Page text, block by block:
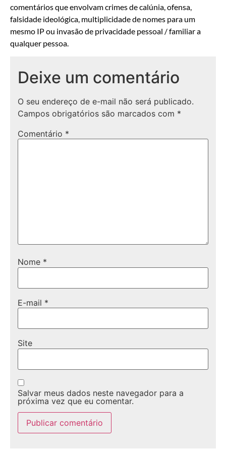
comentários que envolvam crimes de calúnia, ofensa,
falsidade ideológica, multiplicidade de nomes para um
mesmo IP ou invasão de privacidade pessoal / familiar a
qualquer pessoa.
Deixe um comentário
O seu endereço de e-mail não será publicado.
Campos obrigatórios são marcados com *
Comentário *
Nome *
E-mail *
Site
Salvar meus dados neste navegador para a
próxima vez que eu comentar.